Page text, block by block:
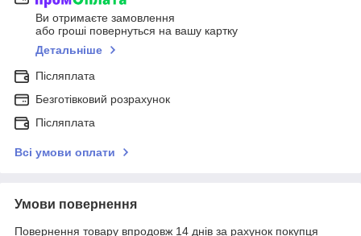
Ви отримаєте замовлення
або гроші повернуться на вашу картку
Детальніше
Післяплата
Безготівковий розрахунок
Післяплата
Всі умови оплати
Умови повернення
Повернення товару впродовж 14 днів за рахунок покупця